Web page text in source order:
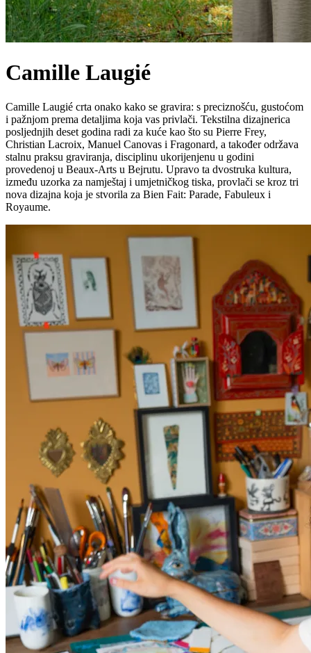
Camille Laugié
Camille Laugié crta onako kako se gravira: s preciznošću, gustoćom
i pažnjom prema detaljima koja vas privlači. Tekstilna dizajnerica
posljednjih deset godina radi za kuće kao što su Pierre Frey,
Christian Lacroix, Manuel Canovas i Fragonard, a također održava
stalnu praksu graviranja, disciplinu ukorijenjenu u godini
provedenoj u Beaux-Arts u Bejrutu. Upravo ta dvostruka kultura,
između uzorka za namještaj i umjetničkog tiska, provlači se kroz tri
nova dizajna koja je stvorila za Bien Fait: Parade, Fabuleux i
Royaume.